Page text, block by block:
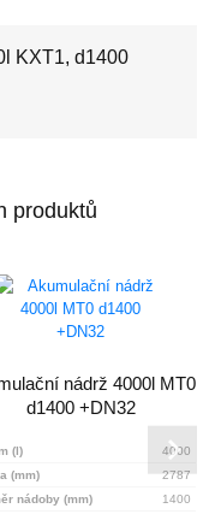
KXT1, d1400
produktů
nádrž 4000l MT0
d1400 +DN32
(l)
4000
(mm)
2787
nádoby (mm)
1400